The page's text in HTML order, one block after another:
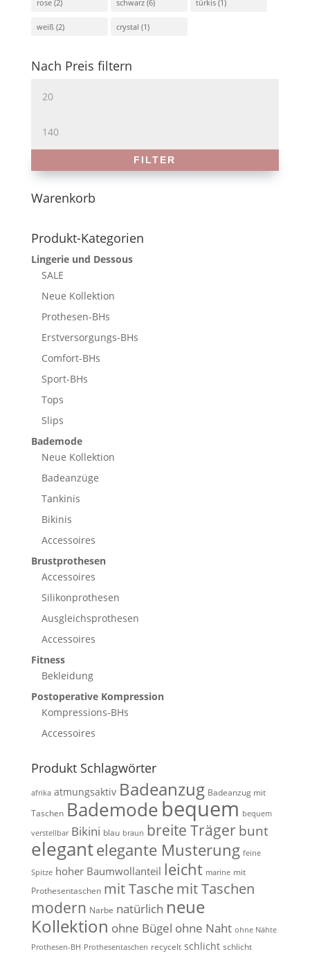
rose (2) schwarz (6) türkis (1)
weiß (2) crystal (1)
Nach Preis filtern
FILTER
Warenkorb
Produkt-Kategorien
Lingerie und Dessous
SALE
Neue Kollektion
Prothesen-BHs
Erstversorgungs-BHs
Comfort-BHs
Sport-BHs
Tops
Slips
Bademode
Neue Kollektion
Badeanzüge
Tankinis
Bikinis
Accessoires
Brustprothesen
Accessoires
Silikonprothesen
Ausgleichsprothesen
Accessoires
Fitness
Bekleidung
Postoperative Kompression
Kompressions-BHs
Accessoires
Produkt Schlagwörter
afrika atmungsaktiv Badeanzug Badeanzug mit
Taschen Bademodebequem bequem
verstellbar Bikini blau braun breite Träger bunt
elegantelegante Musterung feine
Spitze hoher Baumwollanteil leicht marine mit
Prothesentaschen mit Taschemit Taschen
modern Narbe natürlich neue
Kollektion ohne Bügel ohne Naht ohne Nähte
Prothesen-BH Prothesentaschen recycelt schlicht schlicht